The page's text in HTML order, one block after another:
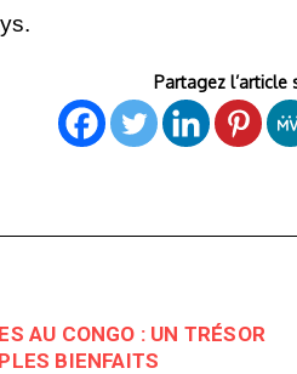
Partagez l’article
AU CONGO : UN TRÉSOR
BIENFAITS